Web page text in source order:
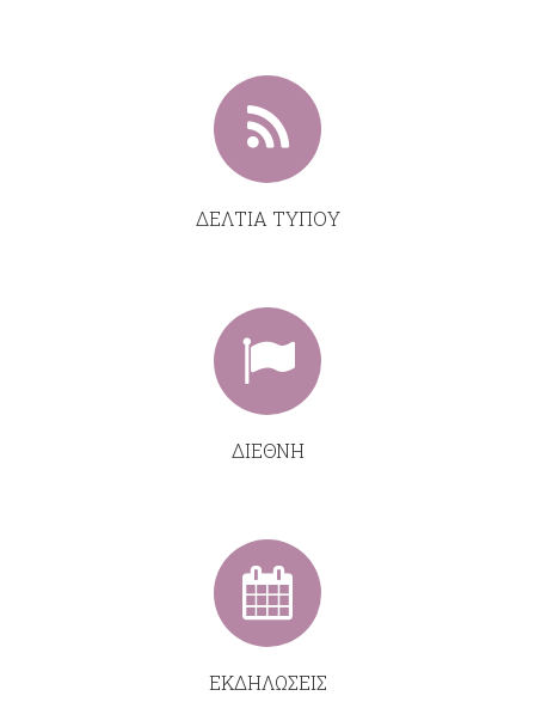
ΔΕΛΤΙΑ ΤΥΠΟΥ
ΔΙΕΘΝΗ
ΕΚΔΗΛΩΣΕΙΣ